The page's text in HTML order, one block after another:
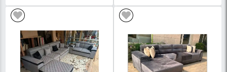
Synthétique - Mousse De
Fabrication P...
5 Places - Mousse
PH7 - B...